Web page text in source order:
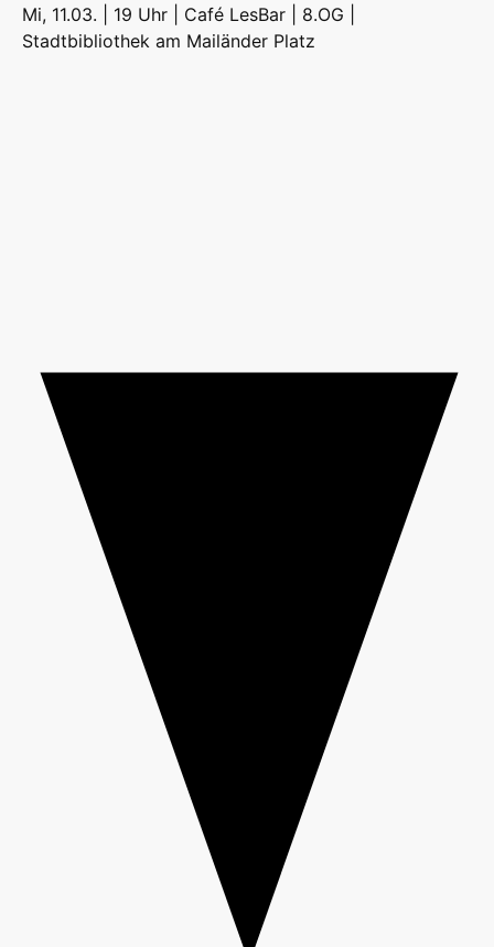
Mi, 11.03. | 19 Uhr | Café LesBar | 8.OG |
Stadtbibliothek am Mailänder Platz